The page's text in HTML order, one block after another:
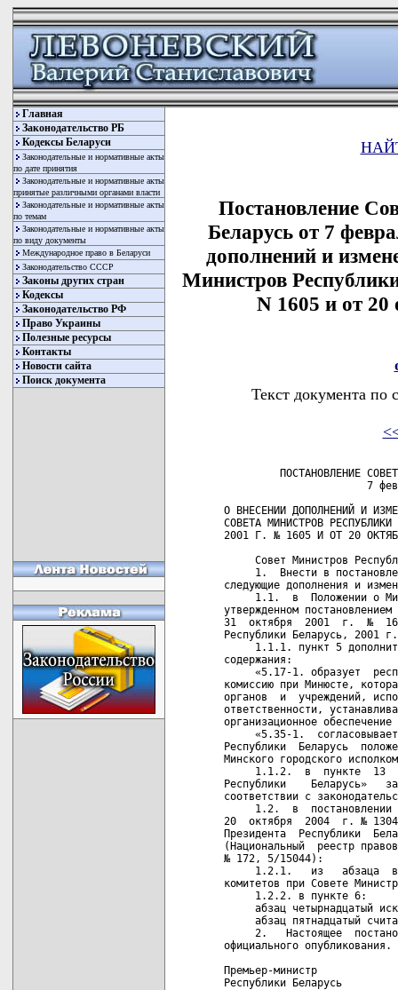
Главная
Законодательство РБ
Кодексы Беларуси
Законодательные и нормативные акты
по дате принятия
Законодательные и нормативные акты
принятые различными органами власти
Законодательные и нормативные акты
по темам
Законодательные и нормативные акты
по виду документы
Международное право в Беларуси
Законодательство СССР
Законы других стран
Кодексы
Законодательство РФ
Право Украины
Полезные ресурсы
Контакты
Новости сайта
Поиск документа
Постановление
Беларусь от 7
дополнений и
Министров
N 1605 и от 20
Текст документа по
ПОСТАНОВЛЕНИЕ
7
О ВНЕСЕНИИ ДОПОЛНЕНИЙ И
СОВЕТА МИНИСТРОВ
2001 Г. № 1605 И ОТ 20
Совет Министров
1.  Внести в
следующие дополнения и
1.1.  в  Положении о
утвержденном
31  октября  2001  г.  №
Республики Беларусь,
1.1.1. пункт 5
содержания:
«5.17-1. образует
комиссию при Минюсте,
органов  и  учреждений,
ответственности,
организационное
«5.35-1.
Республики  Беларусь
Минского городского
1.1.2.  в  пункте  13
Республики    Беларусь»
соответствии с
1.2.  в  постановлении
20  октября  2004  г. № 1304
Президента  Республики
(Национальный  реестр
№ 172, 5/15044):
1.2.1.   из   абзаца
комитетов при Совете
     1.2.2. в пункте 6:
абзац четырнадцатый
абзац пятнадцатый
2.   Настоящее
официального опубликования.
Премьер-министр
Республики Беларусь